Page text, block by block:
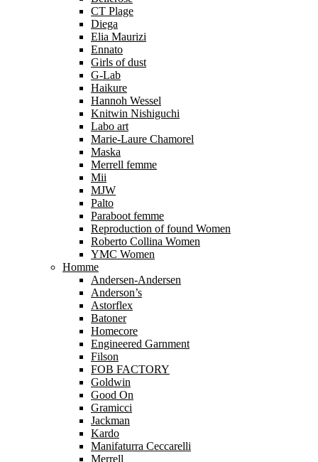
CT Plage
Diega
Elia Maurizi
Ennato
Girls of dust
G-Lab
Haikure
Hannoh Wessel
Knitwin Nishiguchi
Labo art
Marie-Laure Chamorel
Maska
Merrell femme
Mii
MJW
Palto
Paraboot femme
Reproduction of found Women
Roberto Collina Women
YMC Women
Homme
Andersen-Andersen
Anderson’s
Astorflex
Batoner
Homecore
Engineered Garnment
Filson
FOB FACTORY
Goldwin
Good On
Gramicci
Jackman
Kardo
Manifaturra Ceccarelli
Merrell